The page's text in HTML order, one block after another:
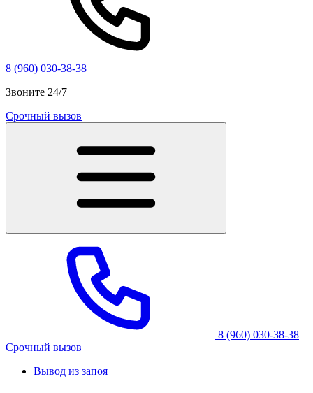
8 (960) 030-38-38
Звоните 24/7
Срочный вызов
8 (960) 030-38-38
Срочный вызов
Вывод из запоя